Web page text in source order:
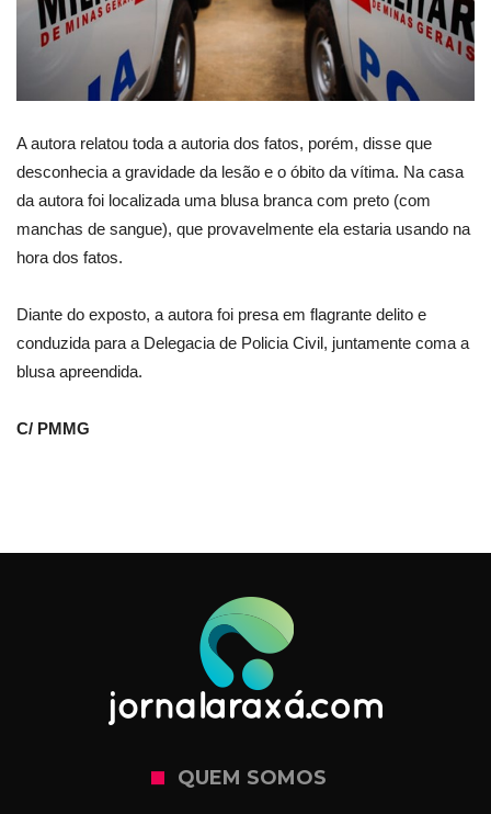
A autora relatou toda a autoria dos fatos, porém, disse que
desconhecia a gravidade da lesão e o óbito da vítima. Na casa
da autora foi localizada uma blusa branca com preto (com
manchas de sangue), que provavelmente ela estaria usando na
hora dos fatos.
Diante do exposto, a autora foi presa em flagrante delito e
conduzida para a Delegacia de Policia Civil, juntamente coma a
blusa apreendida.
C/ PMMG
QUEM SOMOS